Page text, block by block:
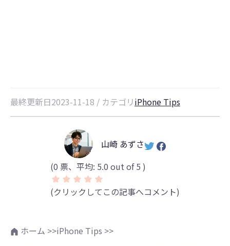
最終更新日2023-11-18 / カテゴリiPhone Tips
山崎 あずさ
(0 票、平均: 5.0 out of 5 )
(クリックしてこの記事へコメント)
ホーム >>iPhone Tips >>